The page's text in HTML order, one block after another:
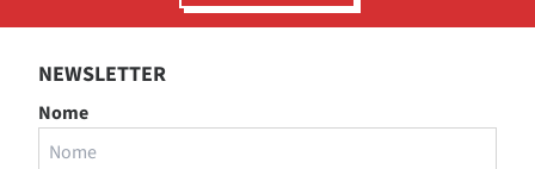
NEWSLETTER
Nome